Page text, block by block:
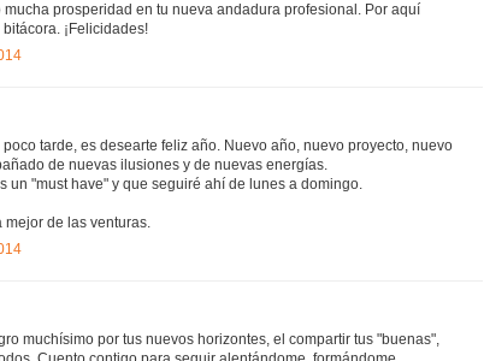
mucha prosperidad en tu nueva andadura profesional. Por aquí
¡Felicidades!
tarde, es desearte feliz año. Nuevo año, nuevo proyecto, nuevo
de nuevas ilusiones y de nuevas energías.
un "must have" y que seguiré ahí de lunes a domingo.
mejor de las venturas.
muchísimo por tus nuevos horizontes, el compartir tus "buenas",